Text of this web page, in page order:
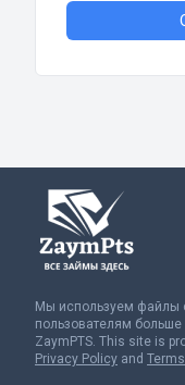
Мы используем файлы
пользователям
ZaymPTS. This site is
Privacy Policy and